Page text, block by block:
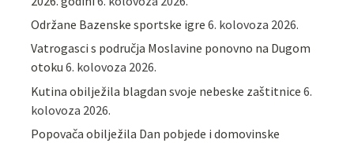
Održane Bazenske sportske igre 6. kolovoza 2026.
Vatrogasci s područja Moslavine ponovno na Dugom
otoku 6. kolovoza 2026.
Kutina obilježila blagdan svoje nebeske zaštitnice 6.
kolovoza 2026.
Popovača obilježila Dan pobjede i domovinske